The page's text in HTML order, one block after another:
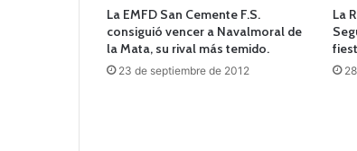
La EMFD San Cemente F.S.
consiguió vencer a Navalmoral de
la Mata, su rival más temido.
23 de septiembre de 2012
La